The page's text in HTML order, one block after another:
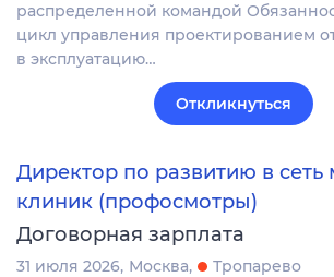
распределенной командой
цикл управления проектированием
в эксплуатацию…
Откликнуться
Директор по развитию в сеть
клиник (профосмотры)
Договорная зарплата
31 июля 2026 Москва
Тропарево